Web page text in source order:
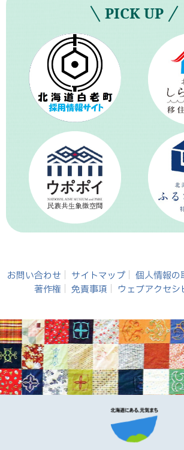
PICK UP
お問い合わせ サイトマップ 個人情報の
著作権
免責事項 ウェブアクセ